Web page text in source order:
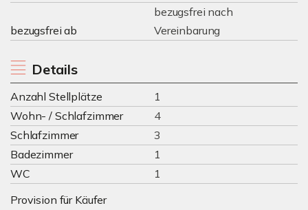
bezugsfrei ab
bezugsfrei nach
Vereinbarung
Details
Anzahl Stellplätze
1
Wohn- / Schlafzimmer
4
Schlafzimmer
3
Badezimmer
1
WC
1
Provision für Käufer